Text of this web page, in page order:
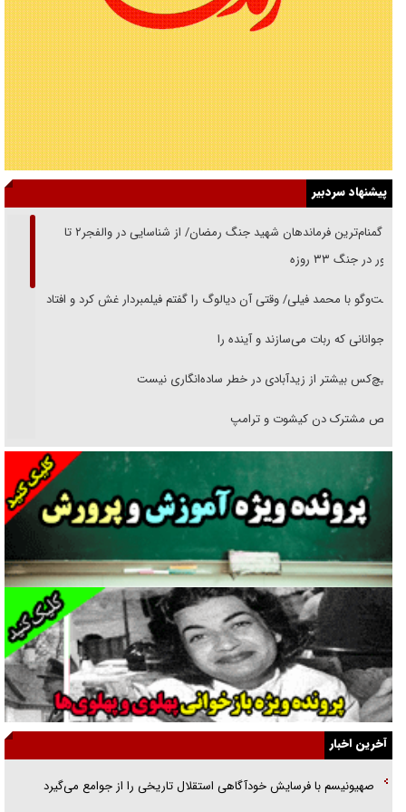
پیشنهاد سردبیر
از گمنام‌ترین فرماندهان شهید جنگ رمضان/ از شناسایی در والفجر۲ تا
حضور در جنگ ۳۳ روزه
گفت‌وگو با محمد فیلی/ وقتی آن دیالوگ را گفتم فیلمبردار غش کرد و افتاد
نوجوانانی که ربات می‌سازند و آینده را
هیچ‌کس بیشتر از زیدآبادی در خطر ساده‌انگاری نیست
رقص مشترک دن کیشوت و ترامپ
دنده دولت به واگذاری مسئله‌دار ایران‌خودرو/ خصوصی‌سازی یا انحصار؟
غریزه‌ی بقا و آقای باقی و رفقا
جراحی‌های زیبایی با مدرک فوق‌دیپلم! + گفت‌وگو با متهم
گفت‌وگو با همسر یکی از شهدای جنگ رمضان/ پیکر بی‌سر شهید را از
انگشت‌های پا شناسایی کردیم
نسلی که آنلاین الگو می‌گیرد
گفت‌وگو با آیت‌الله جاودان/ جفای مخالفان مکانت معنوی رهبر شهید را
ارتقا می‌داد
راننده مست به قانون می‌خندد
همه آقای دوربینی شده‌ایم!
آخرین اخبار
صهیونیسم با فرسایش خودآگاهی استقلال تاریخی را از جوامع می‌گیرد